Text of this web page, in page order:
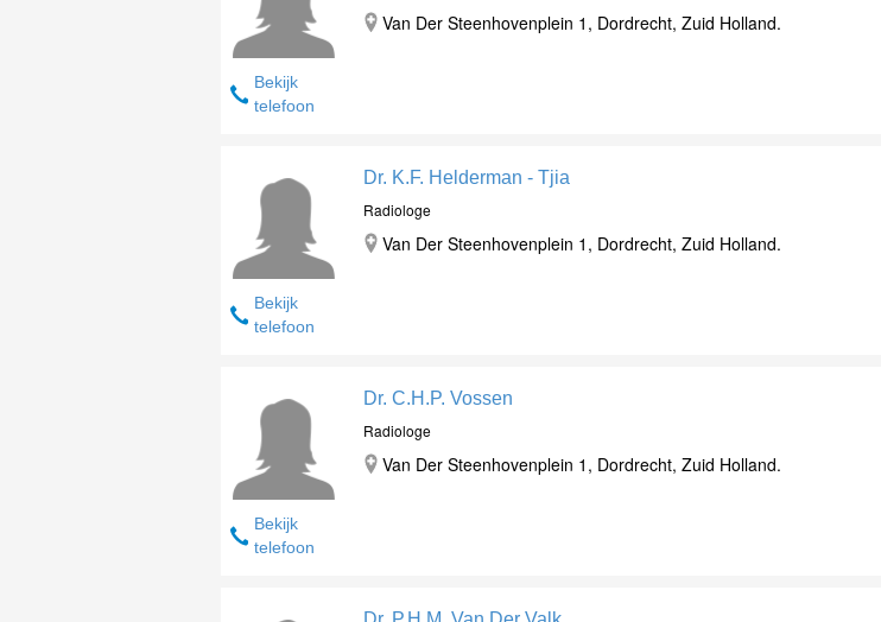
Bekijk
telefoon
Van Der Steenhovenplein 1, Dordrecht, Zuid Holland.
Bekijk
telefoon
Dr. K.F. Helderman - Tjia
Radiologe
Van Der Steenhovenplein 1, Dordrecht, Zuid Holland.
Bekijk
telefoon
Dr. C.H.P. Vossen
Radiologe
Van Der Steenhovenplein 1, Dordrecht, Zuid Holland.